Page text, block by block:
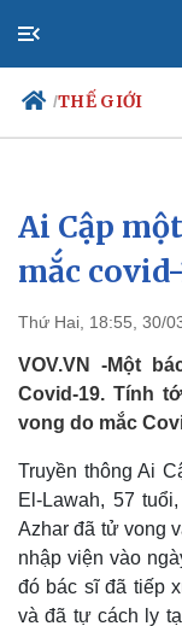
/THẾ GIỚI
Chính trị
Đảng
Tổ chức nhân sự
Nhận diện sự thật
Ai Cập
mắc
Thứ Hai, 18:55, 30/
VOV.VN -Một
Covid-19. Tính
vong do mắc
Truyền thông Ai
El-Lawah, 57
Azhar đã tử vong
nhập viện vào
đó bác sĩ đã tiếp
và đã tự cách ly